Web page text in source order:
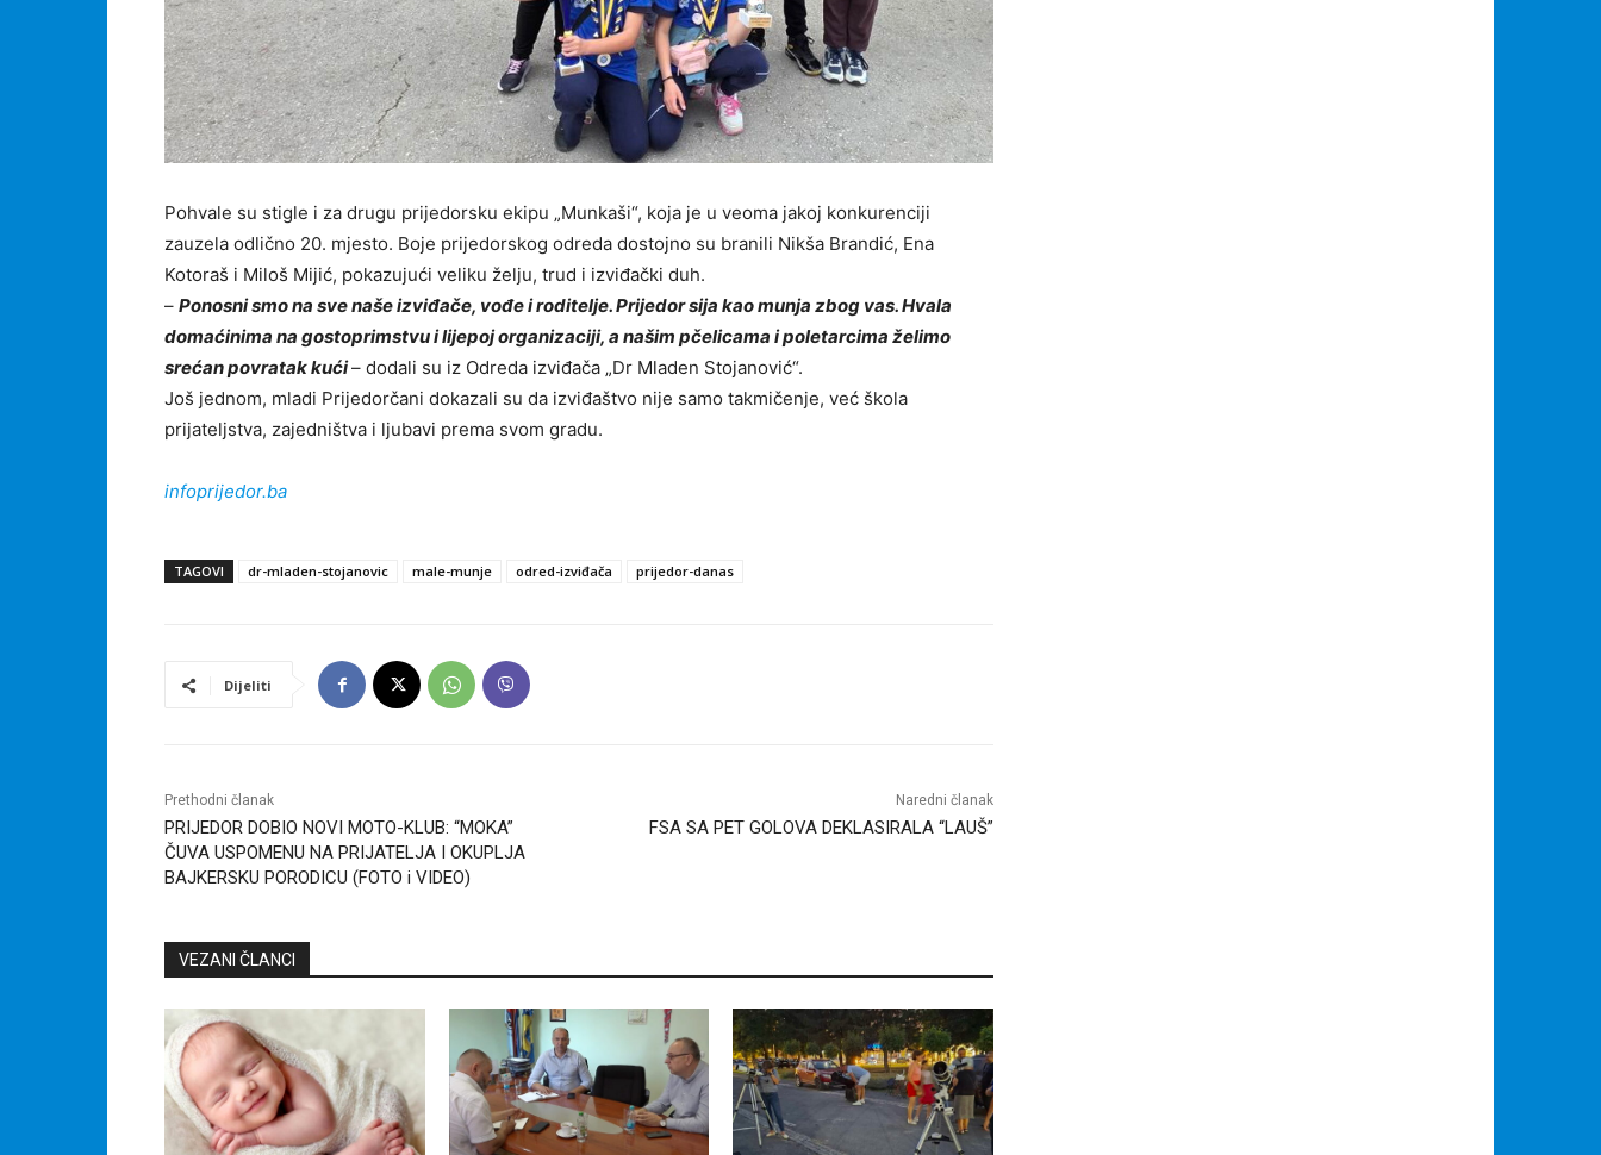
Pohvale su stigle i za drugu prijedorsku ekipu „Munkaši“, koja je u veoma jakoj konkurenciji
zauzela odlično 20. mjesto. Boje prijedorskog odreda dostojno su branili Nikša Brandić, Ena
Kotoraš i Miloš Mijić, pokazujući veliku želju, trud i izviđački duh.
– Ponosni smo na sve naše izviđače, vođe i roditelje. Prijedor sija kao munja zbog vas. Hvala
domaćinima na gostoprimstvu i lijepoj organizaciji, a našim pčelicama i poletarcima želimo
srećan povratak kući– dodali su iz Odreda izviđača „Dr Mladen Stojanović“.
Još jednom, mladi Prijedorčani dokazali su da izviđaštvo nije samo takmičenje, već škola
prijateljstva, zajedništva i ljubavi prema svom gradu.
infoprijedor.ba
TAGOVI dr-mladen-stojanovic male-munje odred-izviđača prijedor-danas
Dijeliti
Prethodni članak
PRIJEDOR DOBIO NOVI MOTO-KLUB: “MOKA”
ČUVA USPOMENU NA PRIJATELJA I OKUPLJA
BAJKERSKU PORODICU (FOTO i VIDEO)
Naredni članak
FSA SA PET GOLOVA DEKLASIRALA “LAUŠ”
VEZANI ČLANCI